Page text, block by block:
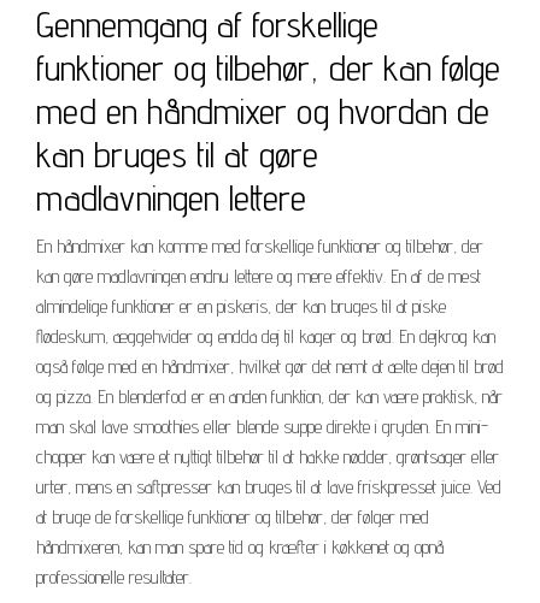
Gennemgang af forskellige
funktioner og tilbehør, der kan følge
med en håndmixer og hvordan de
kan bruges til at gøre
madlavningen lettere
En håndmixer kan komme med forskellige funktioner og tilbehør, der
kan gøre madlavningen endnu lettere og mere effektiv. En af de mest
almindelige funktioner er en piskeris, der kan bruges til at piske
flødeskum, æggehvider og endda dej til kager og brød. En dejkrog kan
også følge med en håndmixer, hvilket gør det nemt at ælte dejen til brød
og pizza. En blenderfod er en anden funktion, der kan være praktisk, når
man skal lave smoothies eller blende suppe direkte i gryden. En mini-
chopper kan være et nyttigt tilbehør til at hakke nødder, grøntsager eller
urter, mens en saftpresser kan bruges til at lave friskpresset juice. Ved
at bruge de forskellige funktioner og tilbehør, der følger med
håndmixeren, kan man spare tid og kræfter i køkkenet og opnå
professionelle resultater.